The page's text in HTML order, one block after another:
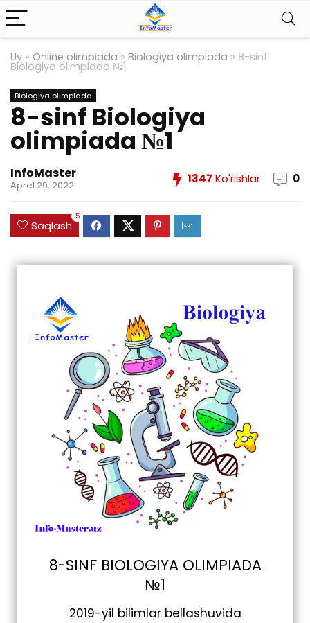
Uy » Online olimpiada » Biologiya olimpiada » 8-sinf
Biologiya olimpiada №1
Biologiya olimpiada
8-sinf Biologiya
olimpiada №1
InfoMaster
Aprel 29, 2022 1347 Ko'rishlar 0
Saqlash
5
8-SINF BIOLOGIYA OLIMPIADA
№1
2019-yil bilimlar bellashuvida